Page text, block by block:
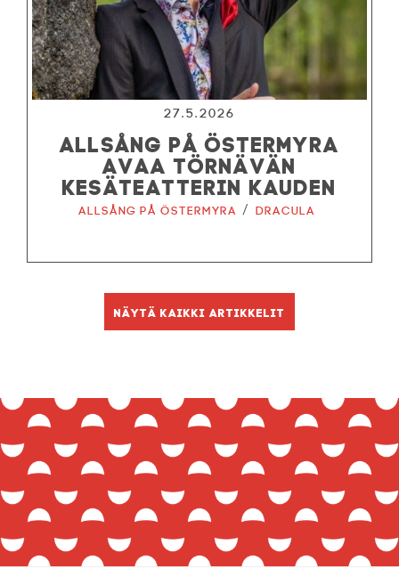
27.5.2026
ALLSÅNG PÅ ÖSTERMYRA
AVAA TÖRNÄVÄN
KESÄTEATTERIN KAUDEN
Allsång på Östermyra / Dracula
Näytä kaikki artikkelit